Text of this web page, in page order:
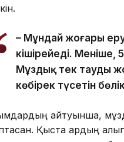
– Мұндай жоғары
кішірейеді.
Мұздық тек таудың
көбірек түсетін
айтуынша,
Қыста қардың